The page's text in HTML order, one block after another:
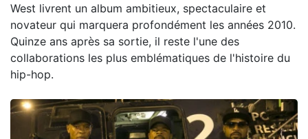
West livrent un album ambitieux, spectaculaire et
novateur qui marquera profondément les années 2010.
Quinze ans après sa sortie, il reste l'une des
collaborations les plus emblématiques de l'histoire du
hip-hop.